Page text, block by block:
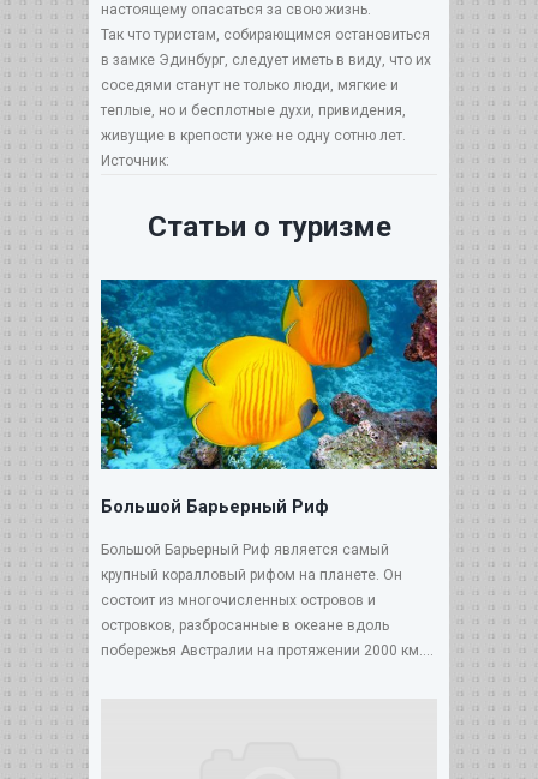
настоящему опасаться за свою жизнь.
Так что туристам, собирающимся остановиться
в замке Эдинбург, следует иметь в виду, что их
соседями станут не только люди, мягкие и
теплые, но и бесплотные духи, привидения,
живущие в крепости уже не одну сотню лет.
Источник:
Статьи о туризме
Большой Барьерный Риф
Большой Барьерный Риф является самый
крупный коралловый рифом на планете. Он
состоит из многочисленных островов и
островков, разбросанные в океане вдоль
побережья Австралии на протяжении 2000 км....